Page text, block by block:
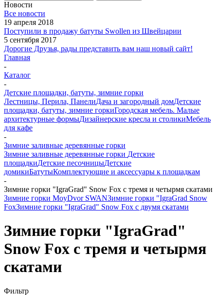
Новости
Все новости
19 апреля 2018
Поступили в продажу батуты Swollen из Швейцарии
5 сентября 2017
Дорогие Друзья, рады представить вам наш новый сайт!
Главная
-
Каталог
-
Детские площадки, батуты, зимние горки
Лестницы, Перила, ПанелиДача и загородный домДетские
площадки, батуты, зимние горкиГородская мебель. Малые
архитектурные формыДизайнерские кресла и столикиМебель
для кафе
-
Зимние заливные деревянные горки
Зимние заливные деревянные горки Детские
площадкиДетские песочницыДетские
домикиБатутыКомплектующие и аксессуары к площадкам
-
Зимние горки "IgraGrad" Snow Fox с тремя и четырмя скатами
Зимние горки MoyDvor SWANЗимние горки "IgraGrad Snow
FoxЗимние горки "IgraGrad" Snow Fox с двумя скатами
Зимние горки "IgraGrad"
Snow Fox с тремя и четырмя
скатами
Фильтр